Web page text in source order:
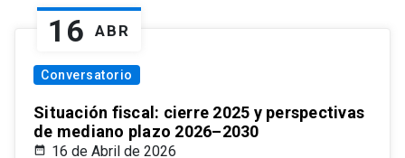
16 ABR
Conversatorio
Situación fiscal: cierre 2025 y perspectivas
de mediano plazo 2026–2030
16 de Abril de 2026